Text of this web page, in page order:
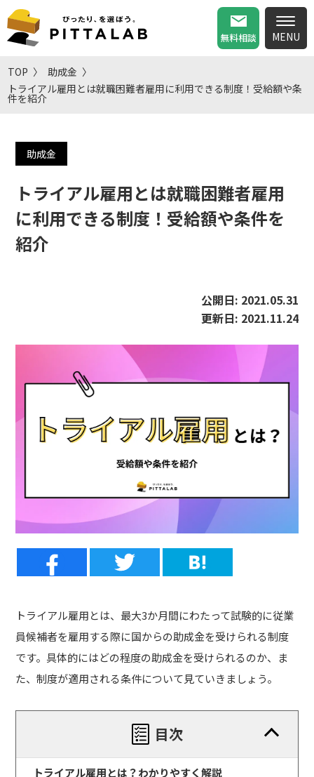
無料相談
TOP
助成金
トライアル雇用とは就職困難者雇用に利用できる制度！受給額や条
件を紹介
助成金
トライアル雇用とは就職困難者雇用
に利用できる制度！受給額や条件を
紹介
公開日: 2021.05.31
更新日: 2021.11.24
トライアル雇用とは、最大3か月間にわたって試験的に従業
員候補者を雇用する際に国からの助成金を受けられる制度
です。具体的にはどの程度の助成金を受けられるのか、ま
た、制度が適用される条件について見ていきましょう。
目次
トライアル雇用とは？わかりやすく解説